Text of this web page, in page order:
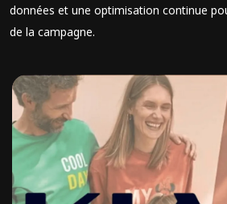
données et une optimisation continue
de la campagne.